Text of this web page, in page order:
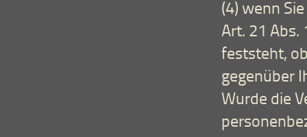
(4) wenn
Art. 21 Abs.
feststeht,
gegenüber
Wurde die